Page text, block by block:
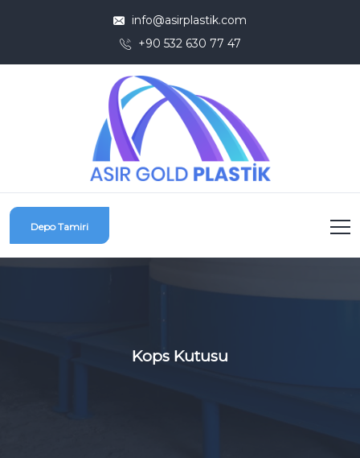
info@asirplastik.com
+90 532 630 77 47
Depo Tamiri
Kops Kutusu